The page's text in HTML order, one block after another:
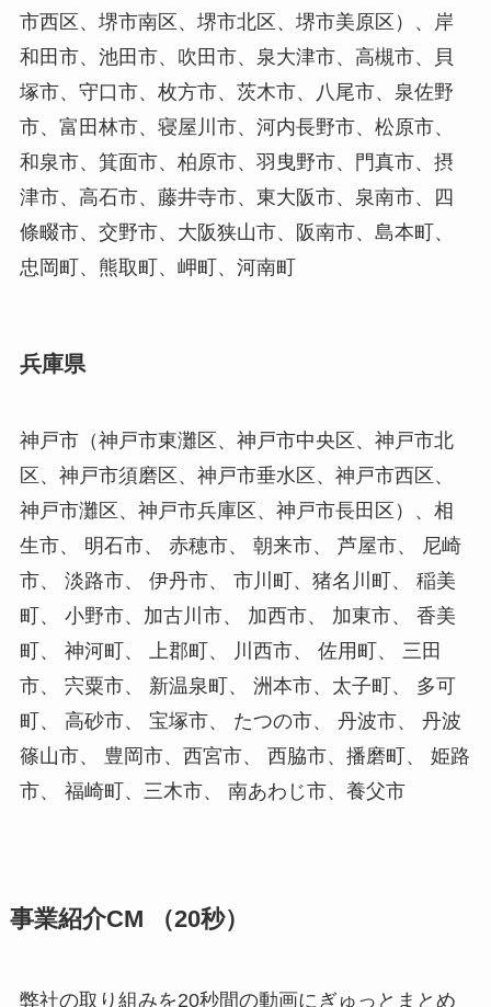
市西区、堺市南区、堺市北区、堺市美原区）、岸
和田市、池田市、吹田市、泉大津市、高槻市、貝
塚市、守口市、枚方市、茨木市、八尾市、泉佐野
市、富田林市、寝屋川市、河内長野市、松原市、
和泉市、箕面市、柏原市、羽曳野市、門真市、摂
津市、高石市、藤井寺市、東大阪市、泉南市、四
條畷市、交野市、大阪狭山市、阪南市、島本町、
忠岡町、熊取町、岬町、河南町
兵庫県
神戸市（神戸市東灘区、神戸市中央区、神戸市北
区、神戸市須磨区、神戸市垂水区、神戸市西区、
神戸市灘区、神戸市兵庫区、神戸市長田区）、相
生市、 明石市、 赤穂市、 朝来市、 芦屋市、 尼崎
市、 淡路市、 伊丹市、 市川町、猪名川町、 稲美
町、 小野市、加古川市、 加西市、 加東市、 香美
町、 神河町、 上郡町、 川西市、 佐用町、 三田
市、 宍粟市、 新温泉町、 洲本市、太子町、 多可
町、 高砂市、 宝塚市、 たつの市、 丹波市、 丹波
篠山市、 豊岡市、西宮市、 西脇市、播磨町、 姫路
市、 福崎町、三木市、 南あわじ市、養父市
事業紹介CM （20秒）
弊社の取り組みを20秒間の動画にぎゅっとまとめ